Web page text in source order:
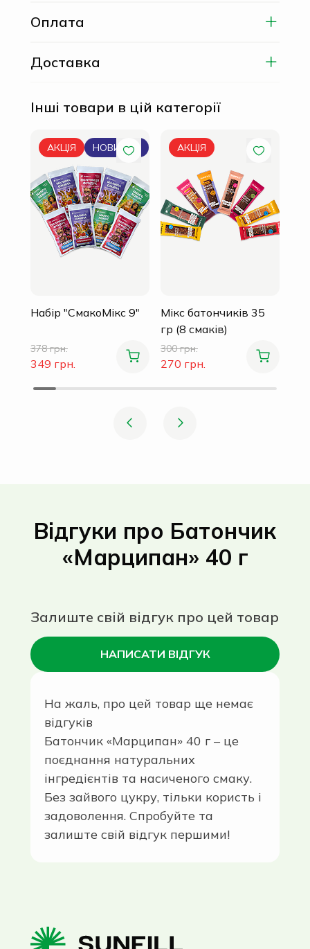
Оплата
Доставка
Інші товари в цій категорії
АКЦІЯ НОВИНКА
Набір "СмакоМікс 9"
378 грн.
349 грн.
АКЦІЯ
Мікс батончиків 35
гр (8 смаків)
300 грн.
270 грн.
Відгуки про Батончик
«Марципан» 40 г
Залиште свій відгук про цей товар
НАПИСАТИ ВІДГУК
На жаль, про цей товар ще немає
відгуків
Батончик «Марципан» 40 г – це
поєднання натуральних
інгредієнтів та насиченого смаку.
Без зайвого цукру, тільки користь і
задоволення. Спробуйте та
залиште свій відгук першими!